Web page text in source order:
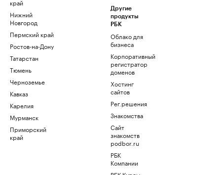
край
Нижний
Новгород
Пермский край
Ростов-на-Дону
Татарстан
Тюмень
Черноземье
Кавказ
Карелия
Мурманск
Приморский
край
Другие
продукты
РБК
Облако для
бизнеса
Корпоративный
регистратор
доменов
Хостинг
сайтов
Рег.решения
Знакомства
Сайт
знакомств
podbor.ru
РБК
Компании